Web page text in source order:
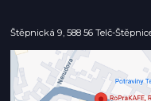
Štěpnická 9, 588 56 Telč-